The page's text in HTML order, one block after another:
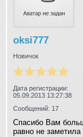
oksi777
Новичок
Дата регистрации:
05.09.2013 13:27:38
Сообщений: 17
Спасибо Вам
равно не